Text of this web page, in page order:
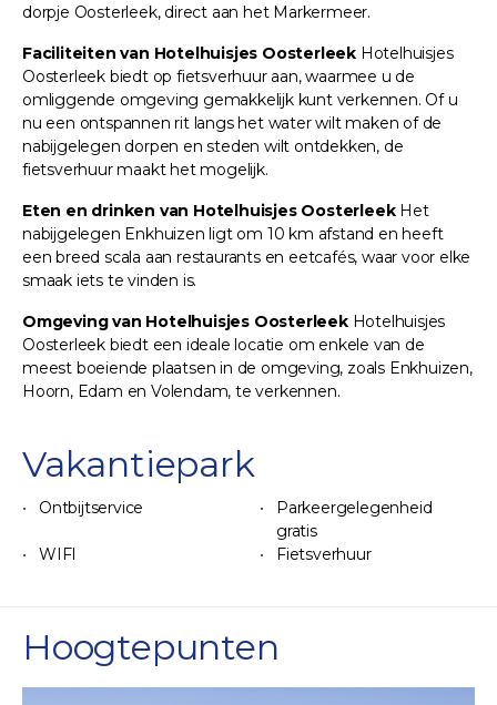
dorpje Oosterleek, direct aan het Markermeer.
Faciliteiten van Hotelhuisjes Oosterleek Hotelhuisjes
Oosterleek biedt op fietsverhuur aan, waarmee u de
omliggende omgeving gemakkelijk kunt verkennen. Of u
nu een ontspannen rit langs het water wilt maken of de
nabijgelegen dorpen en steden wilt ontdekken, de
fietsverhuur maakt het mogelijk.
Eten en drinken van Hotelhuisjes OosterleekHet
nabijgelegen Enkhuizen ligt om 10 km afstand en heeft
een breed scala aan restaurants en eetcafés, waar voor elke
smaak iets te vinden is.
Omgeving van Hotelhuisjes OosterleekHotelhuisjes
Oosterleek biedt een ideale locatie om enkele van de
meest boeiende plaatsen in de omgeving, zoals Enkhuizen,
Hoorn, Edam en Volendam, te verkennen.
Vakantiepark
Ontbijtservice
Parkeergelegenheid
gratis
WIFI
Fietsverhuur
Hoogtepunten